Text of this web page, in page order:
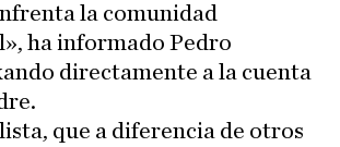
la comunidad
ha informado Pedro
directamente a la cuenta
que a diferencia de otros